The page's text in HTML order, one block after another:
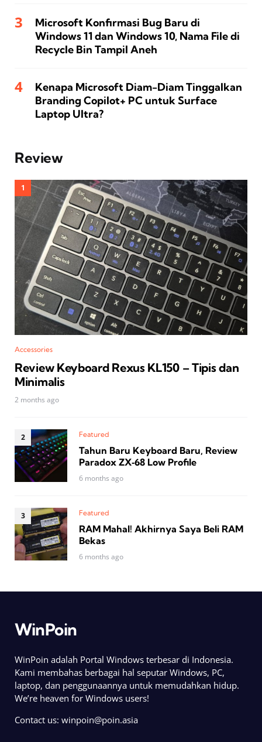
Microsoft Konfirmasi Bug Baru di
Windows 11 dan Windows 10, Nama File di
Recycle Bin Tampil Aneh
Kenapa Microsoft Diam-Diam Tinggalkan
Branding Copilot+ PC untuk Surface
Laptop Ultra?
Review
Accessories
Review Keyboard Rexus KL150 – Tipis dan
Minimalis
2 months ago
Featured
Tahun Baru Keyboard Baru, Review
Paradox ZX‑68 Low Profile
6 months ago
Featured
RAM Mahal! Akhirnya Saya Beli RAM
Bekas
6 months ago
WinPoin
WinPoin adalah Portal Windows terbesar di Indonesia.
Kami membahas berbagai hal seputar Windows, PC,
laptop, dan penggunaannya untuk memudahkan hidup.
We’re heaven for Windows users!
Contact us: winpoin@poin.asia